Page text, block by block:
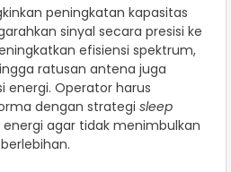
peningkatan kapasitas
sinyal secara presisi ke
efisiensi spektrum,
ratusan antena juga
energi. Operator harus
dengan strategi sleep
agar tidak menimbulkan